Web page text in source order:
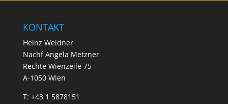
KONTAKT
Heinz Weidner
Nachf Angela Metzner
Rechte Wienzeile 75
A-1050 Wien
T: +43 1 5878151